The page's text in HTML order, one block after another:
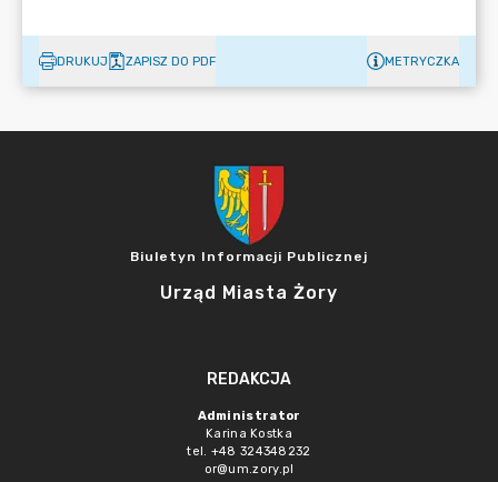
DRUKUJ ZAPISZ DO PDF METRYCZKA
Biuletyn Informacji Publicznej
Urząd Miasta Żory
REDAKCJA
Administrator
Karina Kostka
tel. +48 324348232
or@um.zory.pl